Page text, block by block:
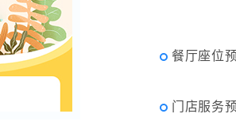
餐厅座位
门店服务